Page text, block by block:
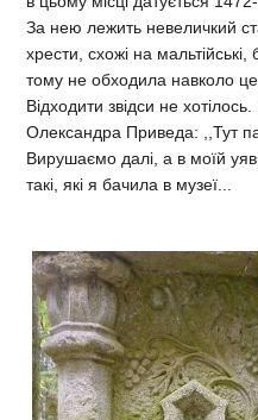
За нею лежить невеличкий
хрести, схожі на
тому не обходила навколо
Відходити звідси не
Олександра Приведа: ,,Тут
Вирушаємо далі, а в моїй
такі, які я бачила в музеї...